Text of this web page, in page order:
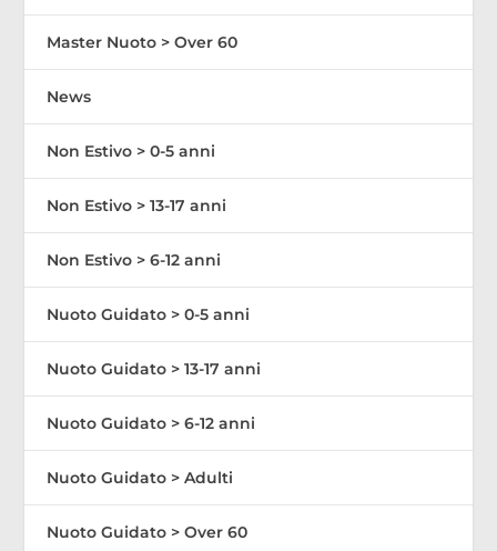
Master Nuoto > Over 60
News
Non Estivo > 0-5 anni
Non Estivo > 13-17 anni
Non Estivo > 6-12 anni
Nuoto Guidato > 0-5 anni
Nuoto Guidato > 13-17 anni
Nuoto Guidato > 6-12 anni
Nuoto Guidato > Adulti
Nuoto Guidato > Over 60